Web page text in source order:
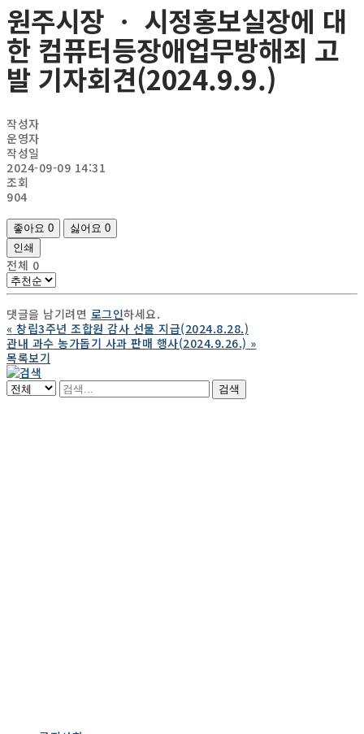
원주시장 ㆍ 시정홍보실장에 대
한 컴퓨터등장애업무방해죄 고
발 기자회견(2024.9.9.)
작성자
운영자
작성일
2024-09-09 14:31
조회
904
좋아요 0 싫어요 0
인쇄
전체 0
댓글을 남기려면 로그인하세요.
« 창립3주년 조합원 감사 선물 지급(2024.8.28.)
관내 과수 농가돕기 사과 판매 행사(2024.9.26.) »
목록보기
검색